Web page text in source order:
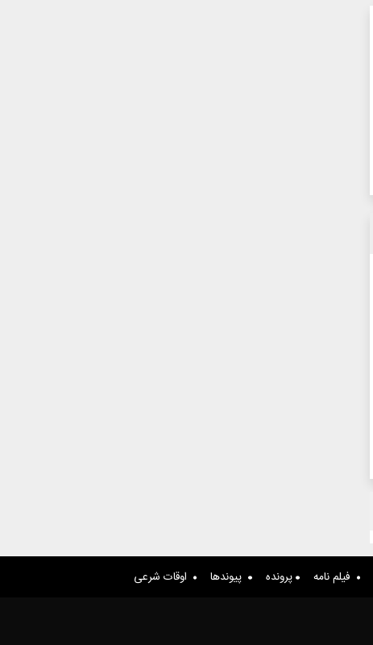
فیلم نامه پرونده پیوندها اوقات شرعی